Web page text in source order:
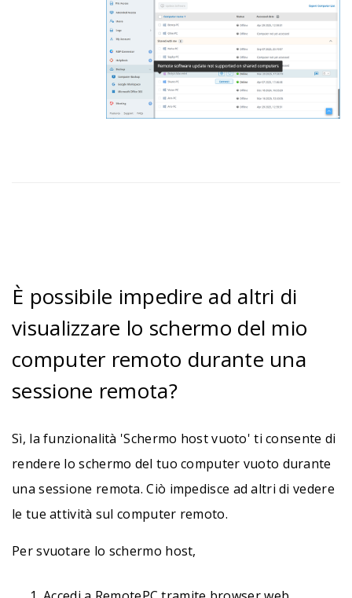
È possibile impedire ad altri di
visualizzare lo schermo del mio
computer remoto durante una
sessione remota?
Sì, la funzionalità 'Schermo host vuoto' ti consente di
rendere lo schermo del tuo computer vuoto durante
una sessione remota. Ciò impedisce ad altri di vedere
le tue attività sul computer remoto.
Per svuotare lo schermo host,